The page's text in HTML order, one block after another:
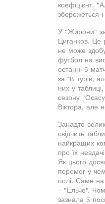
коефіцієнт.
збережеться
У "Жирони" за
Циганков. Це
не може
футбол на
останні 5
за 18 турів,
них у
сезону
Віктора, але
Занадто
свідчить
найкращих
про їх
Як цього
перемог у
полі. Саме на
- "Ельче".
зазнала 5